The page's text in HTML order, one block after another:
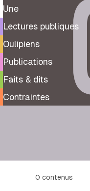
Une
Lectures publiques
Oulipiens
Publications
Faits & dits
Contraintes
0 contenus